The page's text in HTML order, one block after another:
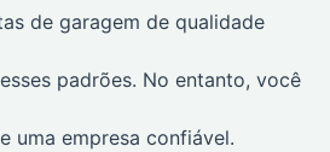
de garagem de qualidade
padrões. No entanto, você
uma empresa confiável.